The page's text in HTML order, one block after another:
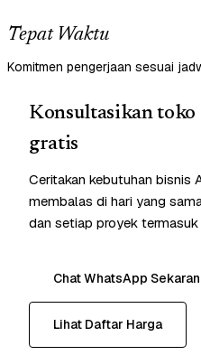
Tepat Waktu
Komitmen pengerjaan sesuai
Konsultasikan
gratis
Ceritakan kebutuhan bisnis
membalas di hari yang
dan setiap proyek termasuk
Chat WhatsApp
Lihat Daftar Harga